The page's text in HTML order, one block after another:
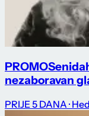
PROMO
nezaboravan
PRIJE 5 DANA ·